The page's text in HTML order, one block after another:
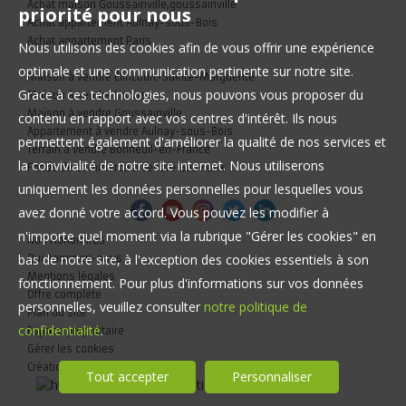
Achat maison Goussainville,goussainville
Achat appartement Aulnay-sous-Bois
Achat appartement Paris
Maison à vendre Élincourt-Sainte-Marguerite
Maison à vendre Louvres
Maison à vendre Goussainville
Appartement à vendre Aulnay-sous-Bois
Terrain à vendre Bonneuil-en-France
Fonds de commerce à vendre Gouvieux
Nos Honoraires
Qui sommes-nous
Mentions légales
Offre complète
Plan du site
Espace propriétaire
Gérer les cookies
Création site immobilier
priorité pour nous
Nous utilisons des cookies afin de vous offrir une expérience
optimale et une communication pertinente sur notre site.
Grace à ces technologies, nous pouvons vous proposer du
contenu en rapport avec vos centres d'intérêt. Ils nous
permettent également d'améliorer la qualité de nos services et
la convivialité de notre site internet. Nous utiliserons
uniquement les données personnelles pour lesquelles vous
avez donné votre accord. Vous pouvez les modifier à
n'importe quel moment via la rubrique "Gérer les cookies" en
bas de notre site, à l'exception des cookies essentiels à son
fonctionnement. Pour plus d'informations sur vos données
personnelles, veuillez consulter notre politique de
confidentialité.
Tout accepter Personnaliser